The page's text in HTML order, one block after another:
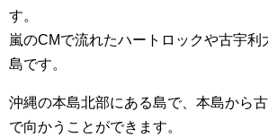
す。
嵐のCMで流れたハートロックや古宇利
島です。
沖縄の本島北部にある島で、本島から
で向かうことができます。